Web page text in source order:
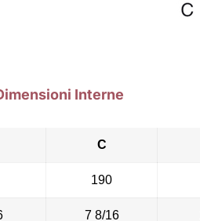
Interne
C
190
7 8/16